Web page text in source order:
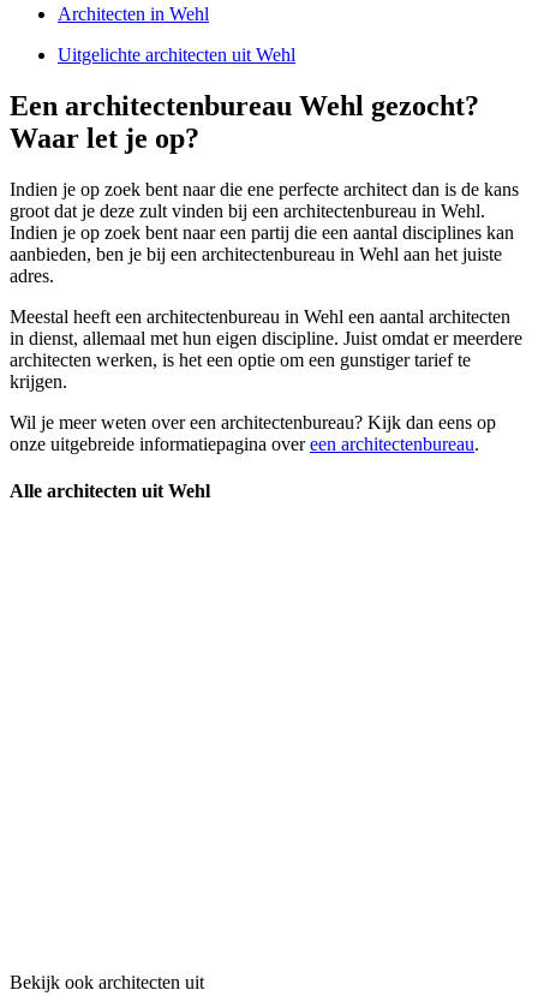
Architecten in Wehl
Uitgelichte architecten uit Wehl
Een architectenbureau Wehl gezocht?
Waar let je op?
Indien je op zoek bent naar die ene perfecte architect dan is de kans
groot dat je deze zult vinden bij een architectenbureau in Wehl.
Indien je op zoek bent naar een partij die een aantal disciplines kan
aanbieden, ben je bij een architectenbureau in Wehl aan het juiste
adres.
Meestal heeft een architectenbureau in Wehl een aantal architecten
in dienst, allemaal met hun eigen discipline. Juist omdat er meerdere
architecten werken, is het een optie om een gunstiger tarief te
krijgen.
Wil je meer weten over een architectenbureau? Kijk dan eens op
onze uitgebreide informatiepagina overeen architectenbureau.
Alle architecten uit Wehl
Bekijk ook architecten uit